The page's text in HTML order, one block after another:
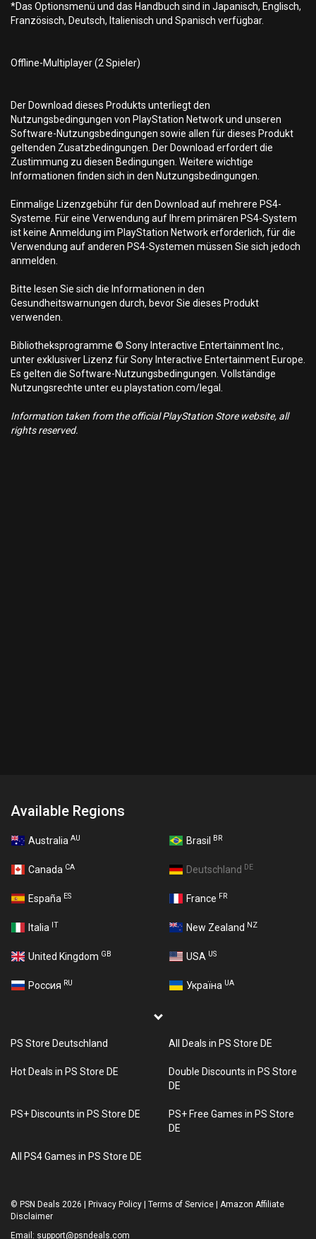
*Das Optionsmenü und das Handbuch sind in Japanisch, Englisch,
Französisch, Deutsch, Italienisch und Spanisch verfügbar.
Offline-Multiplayer (2 Spieler)
Der Download dieses Produkts unterliegt den
Nutzungsbedingungen von PlayStation Network und unseren
Software-Nutzungsbedingungen sowie allen für dieses Produkt
geltenden Zusatzbedingungen. Der Download erfordert die
Zustimmung zu diesen Bedingungen. Weitere wichtige
Informationen finden sich in den Nutzungsbedingungen.
Einmalige Lizenzgebühr für den Download auf mehrere PS4-
Systeme. Für eine Verwendung auf Ihrem primären PS4-System
ist keine Anmeldung im PlayStation Network erforderlich, für die
Verwendung auf anderen PS4-Systemen müssen Sie sich jedoch
anmelden.
Bitte lesen Sie sich die Informationen in den
Gesundheitswarnungen durch, bevor Sie dieses Produkt
verwenden.
Bibliotheksprogramme © Sony Interactive Entertainment Inc.,
unter exklusiver Lizenz für Sony Interactive Entertainment Europe.
Es gelten die Software-Nutzungsbedingungen. Vollständige
Nutzungsrechte unter eu.playstation.com/legal.
Information taken from the official PlayStation Store website, all
rights reserved.
Available Regions
Australia AU Brasil BR
Canada CA Deutschland DE
España ES France FR
Italia IT New Zealand NZ
United Kingdom GB USA US
Россия RU Україна UA
PS Store Deutschland All Deals in PS Store DE
Hot Deals in PS Store DE
Double Discounts in PS Store
DE
PS+ Discounts in PS Store DE
PS+ Free Games in PS Store
DE
All PS4 Games in PS Store DE
© PSN Deals 2026 Privacy Policy Terms of Service
Amazon Affiliate
Disclaimer
Email: support@psndeals.com